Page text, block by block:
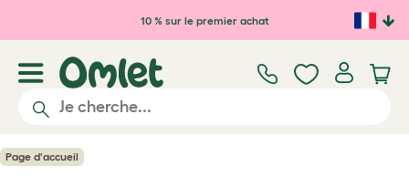
Passer au contenu principal
10 % sur le premier achat
Page d'accueil